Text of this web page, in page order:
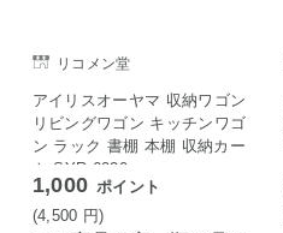
リコメン堂
アイリスオーヤマ 収納ワゴン
リビングワゴン キッチンワゴ
ン ラック 書棚 本棚 収納カー
ト SYR-6020
1,000 ポイント
(4,500 円)